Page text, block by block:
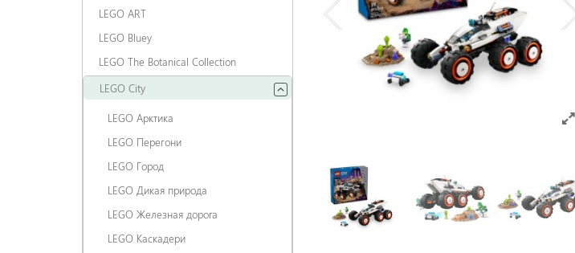
LEGO ART
LEGO Bluey
LEGO The Botanical Collection
LEGO City
LEGO Арктика
LEGO Перегони
LEGO Город
LEGO Дикая природа
LEGO Железная дорога
LEGO Каскадери